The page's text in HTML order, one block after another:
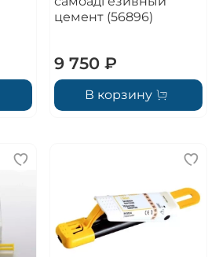
цемент (56896)
9 750 ₽
В корзину